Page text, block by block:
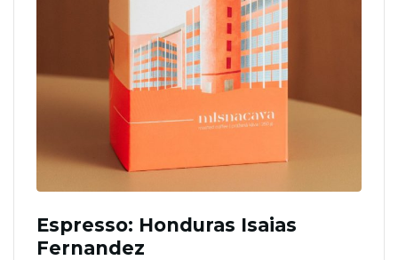
Espresso: Honduras Isaias
Fernandez